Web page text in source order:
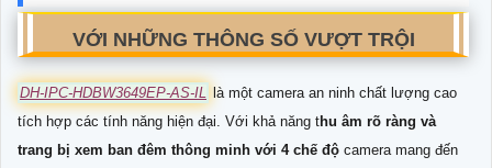
VỚI NHỮNG THÔNG SỐ VƯỢT TRỘI
DH-IPC-HDBW3649EP-AS-IL là một camera an ninh chất lượng cao
tích hợp các tính năng hiện đại. Với khả năng thu âm rõ ràng và
trang bị xem ban đêm thông minh với 4 chế độ camera mang đến